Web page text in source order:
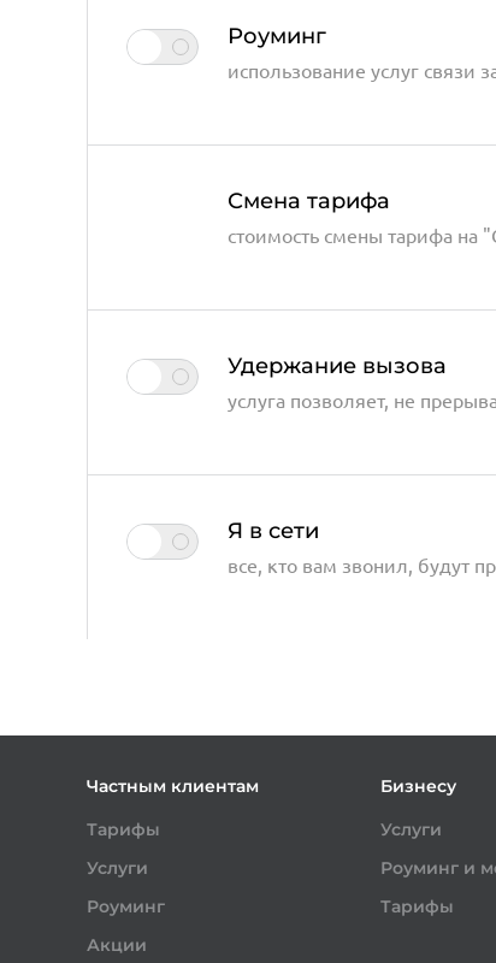
Роуминг
использование услуг связи
Смена тарифа
стоимость смены тарифа на
Удержание вызова
услуга позволяет, не
Я в сети
все, кто вам звонил, будут
Частным клиентам
Тарифы
Услуги
Роуминг
Акции
Бизнесу
Услуги
Роуминг и
Тарифы